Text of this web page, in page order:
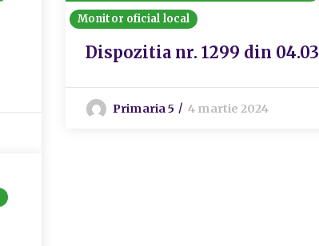
Monitor oficial local
Dispozitia nr. 1299 din 04.03
Primaria 5 4 martie 2024